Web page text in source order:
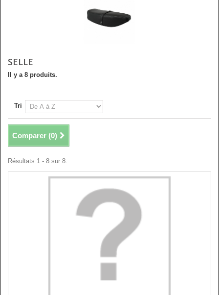
SELLE
Il y a 8 produits.
Tri
Comparer (0)
Résultats 1 - 8 sur 8.